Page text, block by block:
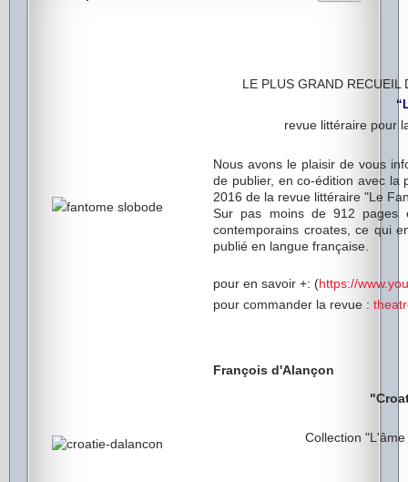
LE PLUS GRAND RECUEIL
revue littéraire pour
Nous avons le plaisir de vous
de publier, en co-édition avec la
2016 de la revue littéraire "Le
Sur pas moins de 912 pages
contemporains croates, ce qui
publié en langue française.
pour en savoir +: (https://
pour commander la revue :
François d'Alançon
Collection